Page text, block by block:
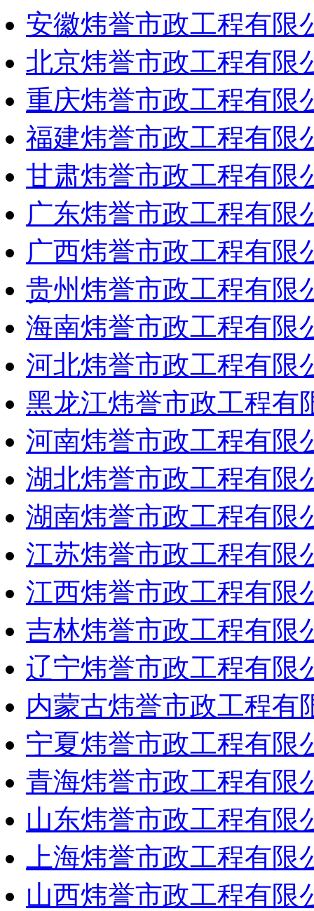
安徽炜誉市政工程有限
北京炜誉市政工程有限
重庆炜誉市政工程有限
福建炜誉市政工程有限
甘肃炜誉市政工程有限
广东炜誉市政工程有限
广西炜誉市政工程有限
贵州炜誉市政工程有限
海南炜誉市政工程有限
河北炜誉市政工程有限
黑龙江炜誉市政工程有
河南炜誉市政工程有限
湖北炜誉市政工程有限
湖南炜誉市政工程有限
江苏炜誉市政工程有限
江西炜誉市政工程有限
吉林炜誉市政工程有限
辽宁炜誉市政工程有限
内蒙古炜誉市政工程有
宁夏炜誉市政工程有限
青海炜誉市政工程有限
山东炜誉市政工程有限
上海炜誉市政工程有限
山西炜誉市政工程有限